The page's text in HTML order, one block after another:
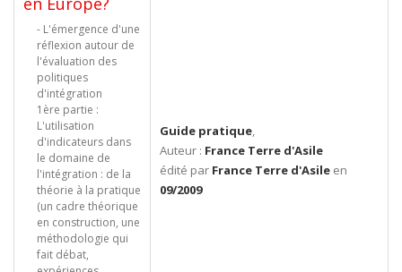
- L'émergence d'une
réflexion autour de
l'évaluation des
politiques
d'intégration
1ère partie :
L'utilisation
d'indicateurs dans
le domaine de
l'intégration : de la
théorie à la pratique
(un cadre théorique
en construction, une
méthodologie qui
fait débat,
Guide pratique,
Auteur : France Terre d'Asile
édité par France Terre d'Asile en
09/2009